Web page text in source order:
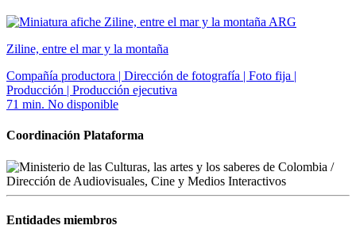
ARG
Ziline, entre el mar y la montaña
Compañía productora | Dirección de fotografía | Foto fija |
Producción | Producción ejecutiva
71 min. No disponible
Coordinación Plataforma
Entidades miembros